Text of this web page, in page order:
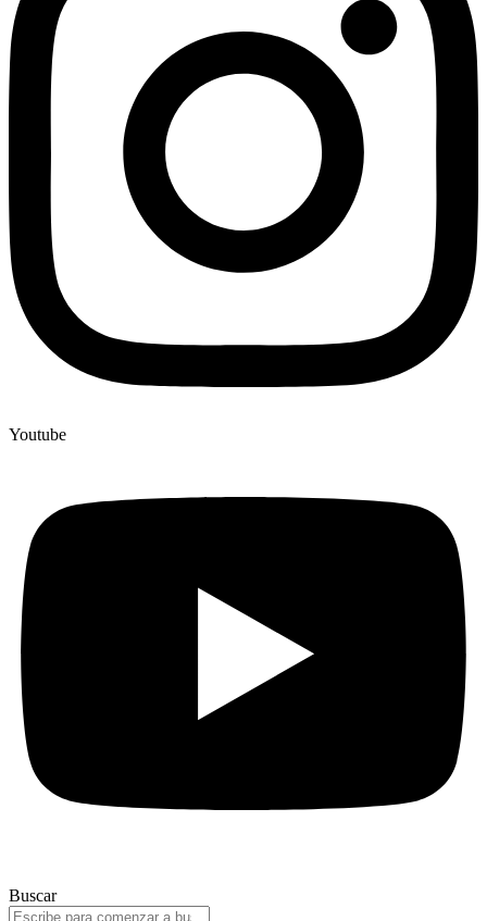
Youtube
Buscar